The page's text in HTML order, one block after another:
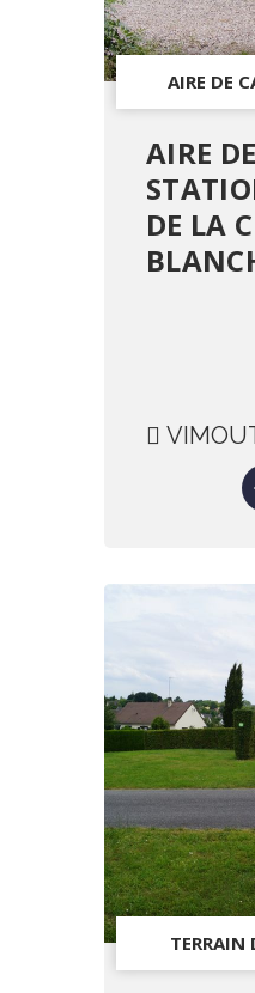
AIRE DE
AIRE DE
DE LA
TERRAIN